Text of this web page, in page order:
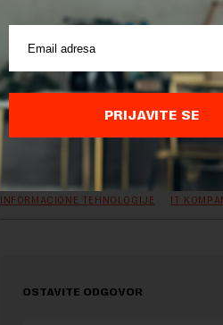
otisaka prstiju i infracrvenu
Cena ovog modela na
Preuzimanje delova teksta je
INFORMACIONE TEHNOLOGIJE IT
OSTAVITE ODGOVOR
PRIJAVITE SE